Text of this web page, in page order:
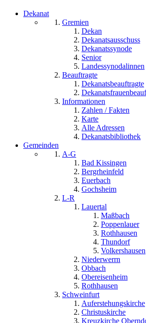
Dekanat
Gremien
Dekan
Dekanatsausschuss
Dekanatssynode
Senior
Landessynodalinnen
Beauftragte
Dekanatsbeauftragte
Informationen
Zahlen / Fakten
Karte
Alle Adressen
Dekanatsbibliothek
Gemeinden
A-G
Bad Kissingen
Bergrheinfeld
Euerbach
Gochsheim
L-R
Lauertal
Maßbach
Poppenlauer
Rothhausen
Thundorf
Volkershausen
Niederwerrn
Obbach
Obereisenheim
Rothhausen
Schweinfurt
Auferstehungskirche
Christuskirche
Kreuzkirche